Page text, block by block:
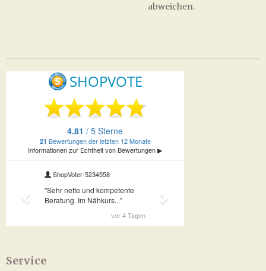
abweichen.
Service